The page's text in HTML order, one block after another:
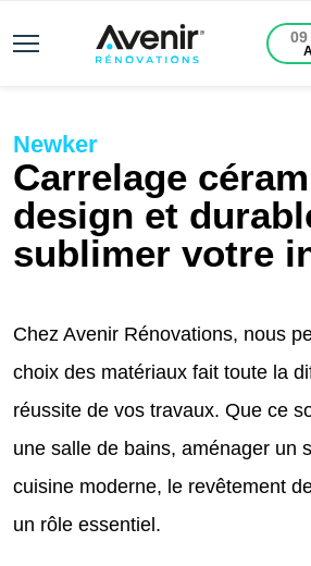
09
Newker
Carrelage
design et
sublimer votre
Chez Avenir Rénovations, nous
choix des matériaux fait toute la
réussite de vos travaux. Que ce
une salle de bains, aménager un
cuisine moderne, le revêtement
un rôle essentiel.